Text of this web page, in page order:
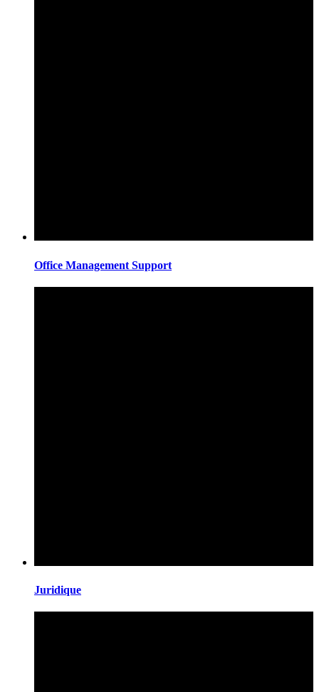
Office Management Support
Juridique